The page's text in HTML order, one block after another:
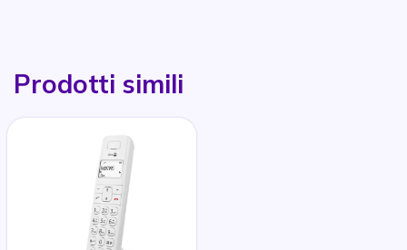
Prodotti simili